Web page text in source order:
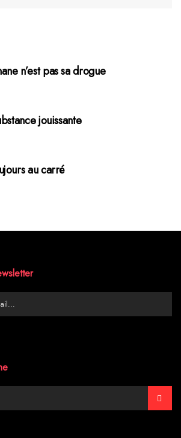
n’est pas sa drogue
jouissante
au carré